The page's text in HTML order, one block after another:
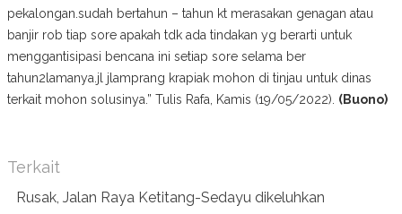
pekalongan.sudah bertahun – tahun kt merasakan genagan atau
banjir rob tiap sore apakah tdk ada tindakan yg berarti untuk
menggantisipasi bencana ini setiap sore selama ber
tahun2lamanya.jl jlamprang krapiak mohon di tinjau untuk dinas
terkait mohon solusinya.” Tulis Rafa, Kamis (19/05/2022). (Buono)
Terkait
Rusak, Jalan Raya Ketitang-Sedayu dikeluhkan